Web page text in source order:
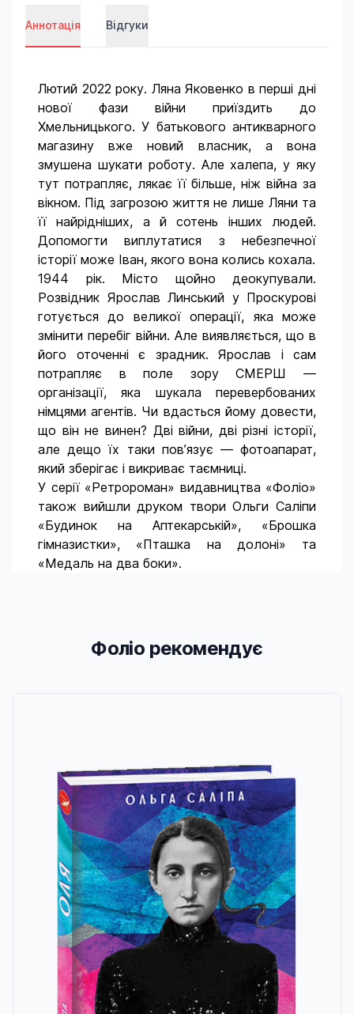
Аннотація Відгуки
Лютий 2022 року. Ляна Яковенко в перші дні
нової фази війни приїздить до
Хмельницького. У батькового антикварного
магазину вже новий власник, а вона
змушена шукати роботу. Але халепа, у яку
тут потрапляє, лякає її більше, ніж війна за
вікном. Під загрозою життя не лише Ляни та
її найрідніших, а й сотень інших людей.
Допомогти виплутатися з небезпечної
історії може Іван, якого вона колись кохала.
1944 рік. Місто щойно деокупували.
Розвідник Ярослав Линський у Проскурові
готується до великої операції, яка може
змінити перебіг війни. Але виявляється, що в
його оточенні є зрадник. Ярослав і сам
потрапляє в поле зору СМЕРШ —
організації, яка шукала перевербованих
німцями агентів. Чи вдасться йому довести,
що він не винен? Дві війни, дві різні історії,
але дещо їх таки пов’язує — фотоапарат,
який зберігає і викриває таємниці.
У серії «Ретророман» видавництва «Фоліо»
також вийшли друком твори Ольги Саліпи
«Будинок на Аптекарській», «Брошка
гімназистки», «Пташка на долоні» та
«Медаль на два боки».
Фоліо рекомендує